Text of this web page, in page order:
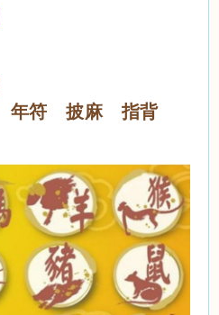
年符 披麻 指背